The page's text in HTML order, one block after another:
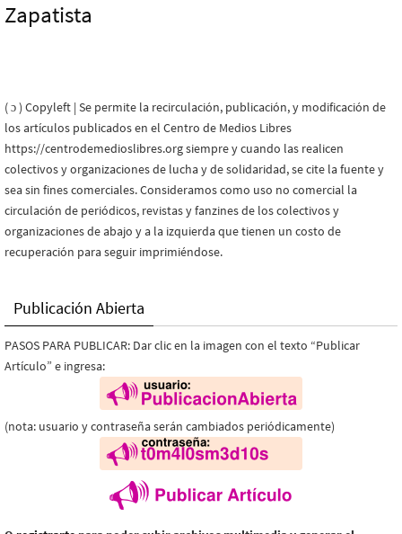
Zapatista
( ɔ ) Copyleft | Se permite la recirculación, publicación, y modificación de
los artículos publicados en el Centro de Medios Libres
https://centrodemedioslibres.org siempre y cuando las realicen
colectivos y organizaciones de lucha y de solidaridad, se cite la fuente y
sea sin fines comerciales. Consideramos como uso no comercial la
circulación de periódicos, revistas y fanzines de los colectivos y
organizaciones de abajo y a la izquierda que tienen un costo de
recuperación para seguir imprimiéndose.
Publicación Abierta
PASOS PARA PUBLICAR: Dar clic en la imagen con el texto “Publicar
Artículo” e ingresa:
(nota: usuario y contraseña serán cambiados periódicamente)